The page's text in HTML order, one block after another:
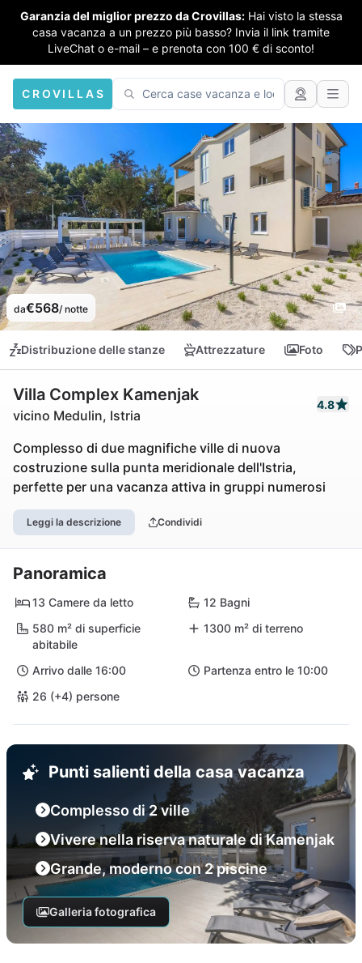
Garanzia del miglior prezzo da Crovillas: Hai visto la stessa
casa vacanza a un prezzo più basso? Invia il link tramite
LiveChat o e-mail – e prenota con 100 € di sconto!
CROVILLAS
da€568/ notte
Distribuzione delle stanze Attrezzature Foto
Villa Complex Kamenjak
vicino Medulin, Istria
4.8
Complesso di due magnifiche ville di nuova
costruzione sulla punta meridionale dell'Istria,
perfette per una vacanza attiva in gruppi numerosi
Leggi la descrizione Condividi
Panoramica
13 Camere da letto
12 Bagni
580 m² di superficie
abitabile
1300 m² di terreno
Arrivo dalle 16:00
Partenza entro le 10:00
26 (+4) persone
Punti salienti della casa vacanza
Complesso di 2 ville
Vivere nella riserva naturale di Kamenjak
Grande, moderno con 2 piscine
Galleria fotografica